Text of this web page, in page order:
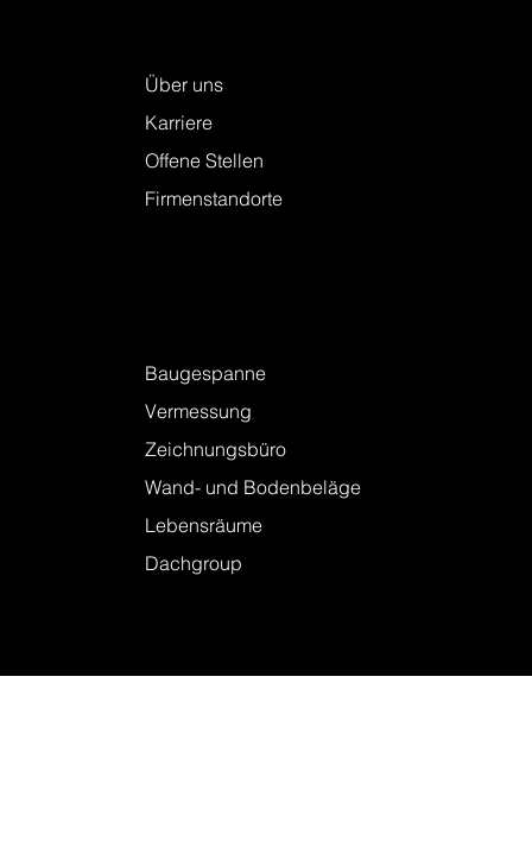
Über uns
Karriere
Offene Stellen
Keller + Steiner AG
Leistungen
Baugespanne
Vermessung
Zeichnungsbüro
Wand- und Bodenbeläge
Lebensräume